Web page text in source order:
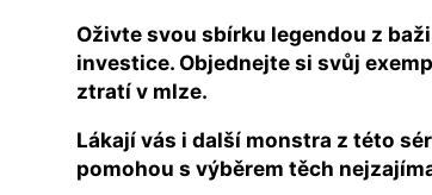
Oživte svou sbírku legendou z
investice. Objednejte si svůj
ztratí v mlze.
Lákají vás i další monstra z této
pomohou s výběrem těch